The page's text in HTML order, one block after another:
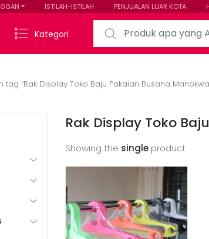
ISTILAH-ISTILAH PENJUALAN LUAR KOTA
Kategori
Search for:
tag “Rak Display Toko Baju Pakaian Busana
Rak Display Toko
Showing the single product